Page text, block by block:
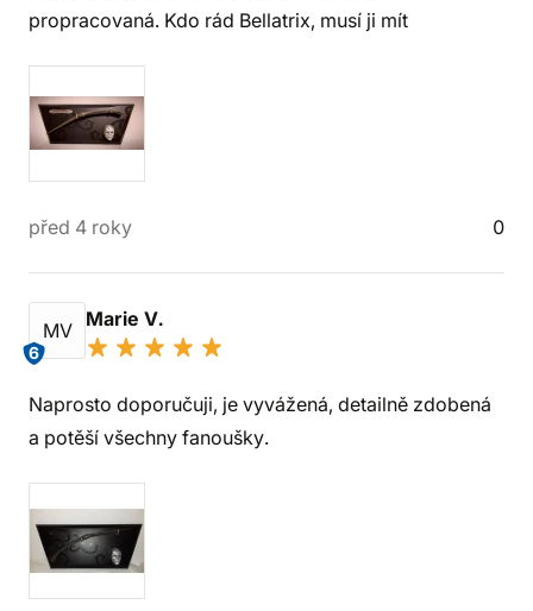
propracovaná. Kdo rád Bellatrix, musí ji mít
před 4 roky 0
MV
6
Marie V.
Naprosto doporučuji, je vyvážená, detailně zdobená
a potěší všechny fanoušky.